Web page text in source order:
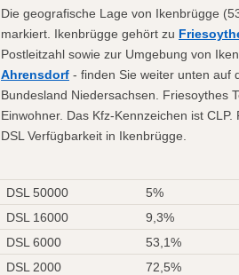
Die geografische Lage von Ikenbrügge
markiert. Ikenbrügge gehört zu
Postleitzahl sowie zur Umgebung von
Ahrensdorf - finden Sie weiter unten auf
Bundesland Niedersachsen. Friesoythes
Einwohner. Das Kfz-Kennzeichen ist
DSL Verfügbarkeit in Ikenbrügge.
DSL 50000
5%
DSL 16000
9,3%
DSL 6000
53,1%
DSL 2000
72,5%